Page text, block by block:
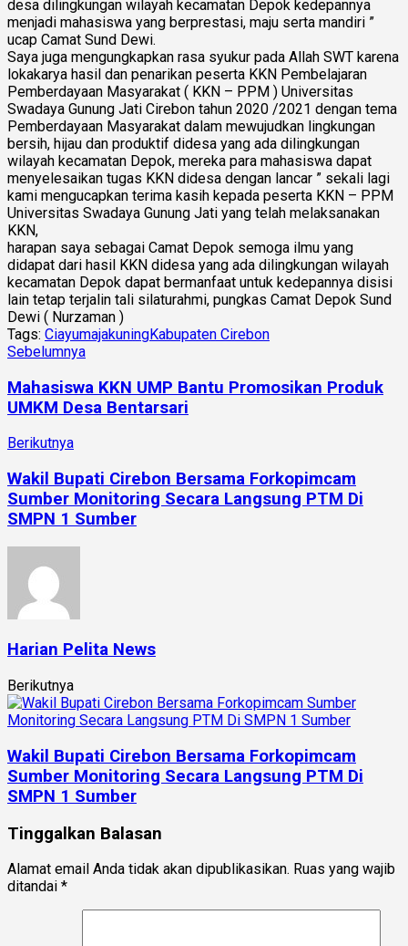
desa dilingkungan wilayah kecamatan Depok kedepannya
menjadi mahasiswa yang berprestasi, maju serta mandiri ”
ucap Camat Sund Dewi.
Saya juga mengungkapkan rasa syukur pada Allah SWT karena
lokakarya hasil dan penarikan peserta KKN Pembelajaran
Pemberdayaan Masyarakat ( KKN – PPM ) Universitas
Swadaya Gunung Jati Cirebon tahun 2020 /2021 dengan tema
Pemberdayaan Masyarakat dalam mewujudkan lingkungan
bersih, hijau dan produktif didesa yang ada dilingkungan
wilayah kecamatan Depok, mereka para mahasiswa dapat
menyelesaikan tugas KKN didesa dengan lancar ” sekali lagi
kami mengucapkan terima kasih kepada peserta KKN – PPM
Universitas Swadaya Gunung Jati yang telah melaksanakan
KKN,
harapan saya sebagai Camat Depok semoga ilmu yang
didapat dari hasil KKN didesa yang ada dilingkungan wilayah
kecamatan Depok dapat bermanfaat untuk kedepannya disisi
lain tetap terjalin tali silaturahmi, pungkas Camat Depok Sund
Dewi ( Nurzaman )
Tags: CiayumajakuningKabupaten Cirebon
Sebelumnya
Mahasiswa KKN UMP Bantu Promosikan Produk
UMKM Desa Bentarsari
Berikutnya
Wakil Bupati Cirebon Bersama Forkopimcam
Sumber Monitoring Secara Langsung PTM Di
SMPN 1 Sumber
Harian Pelita News
Berikutnya
Wakil Bupati Cirebon Bersama Forkopimcam
Sumber Monitoring Secara Langsung PTM Di
SMPN 1 Sumber
Tinggalkan Balasan
Alamat email Anda tidak akan dipublikasikan. Ruas yang wajib
ditandai *